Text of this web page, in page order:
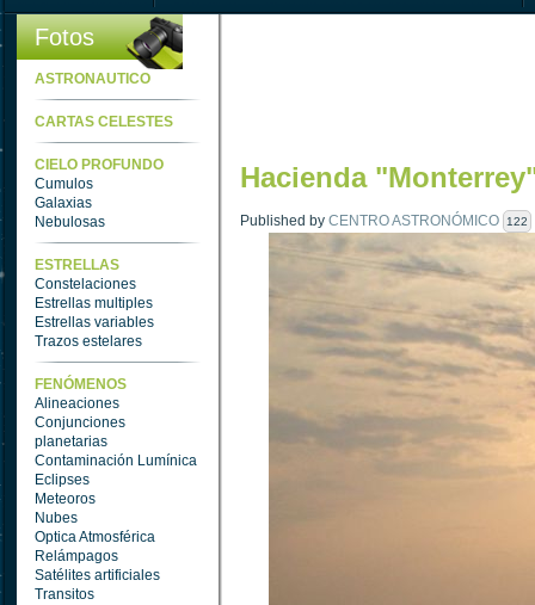
Fotos
ASTRONAUTICO
CARTAS CELESTES
CIELO PROFUNDO
Cumulos
Galaxias
Nebulosas
ESTRELLAS
Constelaciones
Estrellas multiples
Estrellas variables
Trazos estelares
FENÓMENOS
Alineaciones
Conjunciones
planetarias
Contaminación Lumínica
Eclipses
Meteoros
Nubes
Optica Atmosférica
Relámpagos
Satélites artificiales
Transitos
Hacienda
Published by CENTRO ASTRONÓMICO 122